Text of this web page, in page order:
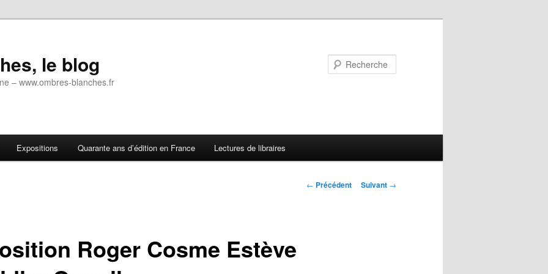
le blog
– www.ombres-blanches.fr
Expositions Quarante ans d’édition en France Lectures de libraires
Navigation
← Précédent Suivant →
Roger Cosme Estève